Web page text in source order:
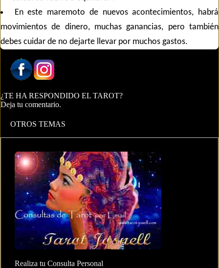
En este maremoto de nuevos acontecimientos, habrá
movimientos de dinero, muchas ganancias, pero también
debes cuidar de no dejarte llevar por muchos gastos.
¿TE HA RESPONDIDO EL TAROT?
Deja tu comentario.
OTROS TEMAS
Realiza tu Consulta Personal